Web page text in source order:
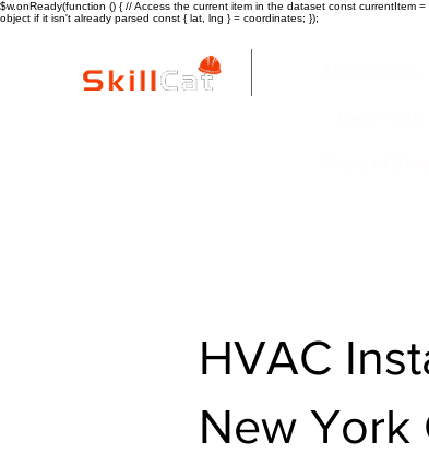
$w.onReady(function () { // Access the current item in the dataset const
object if it isn't already parsed const { lat, lng } = coordinates; });
HVAC
New York